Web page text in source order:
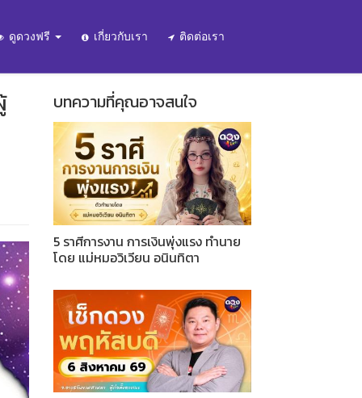
ดูดวงฟรี เกี่ยวกับเรา ติดต่อเรา
บทความที่คุณอาจสนใจ
5 ราศีการงาน การเงินพุ่งแรง ทำนาย
โดย แม่หมอวิเวียน อนินทิตา